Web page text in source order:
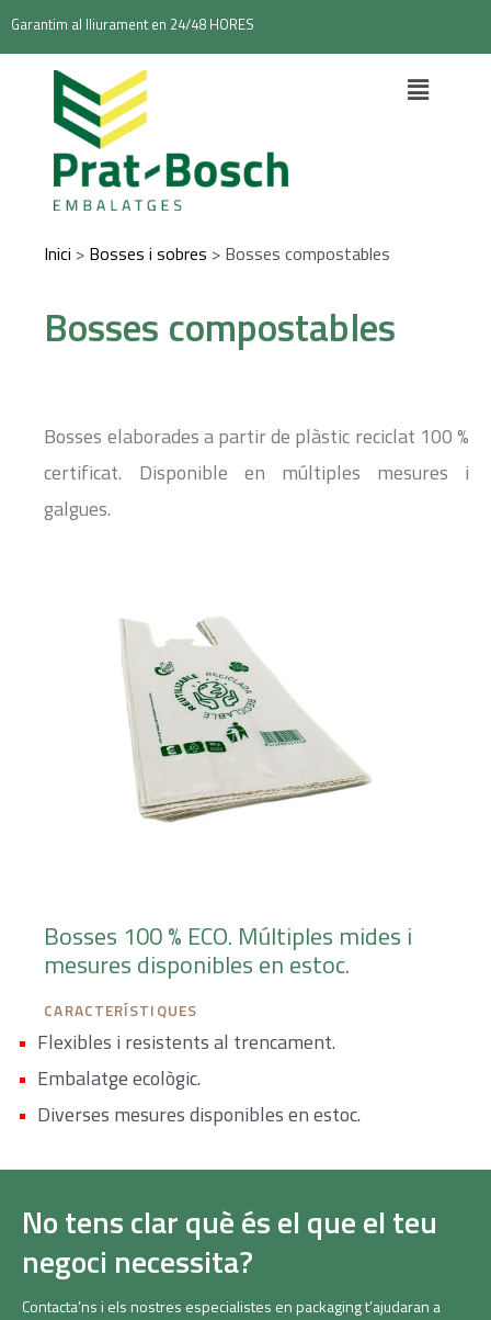
Garantim al lliurament en 24/48 HORES
Inici > Bosses i sobres > Bosses compostables
Bosses compostables
Bosses elaborades a partir de plàstic reciclat 100 %
certificat. Disponible en múltiples mesures i
galgues.
Bosses 100 % ECO. Múltiples mides i
mesures disponibles en estoc.
CARACTERÍSTIQUES
Flexibles i resistents al trencament.
Embalatge ecològic.
Diverses mesures disponibles en estoc.
No tens clar què és el que el teu
negoci necessita?
Contacta’ns i els nostres especialistes en packaging t’ajudaran a